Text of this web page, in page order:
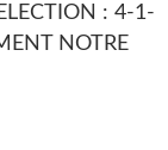
: 4-1-
NOTRE